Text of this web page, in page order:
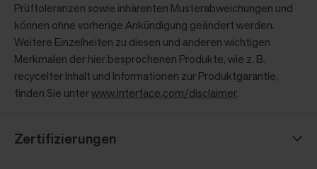
Prüftoleranzen sowie inhärenten Musterabweichungen und
können ohne vorherige Ankündigung geändert werden.
Weitere Einzelheiten zu diesen und anderen wichtigen
Merkmalen der hier besprochenen Produkte, wie z. B.
recycelter Inhalt und Informationen zur Produktgarantie,
finden Sie unterwww.interface.com/disclaimer.
Zertifizierungen